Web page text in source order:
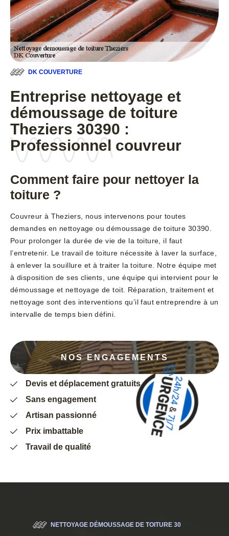
DK COUVERTURE
Entreprise nettoyage et
démoussage de toiture
Theziers 30390 :
Professionnel couvreur
Comment faire pour nettoyer la
toiture ?
Couvreur à Theziers, nous intervenons pour toutes
demandes en nettoyage ou démoussage de toiture 30390.
Pour prolonger la durée de vie de la toiture, il faut
l’entretenir. Le travail de toiture nécessite à laver la surface,
à enlever la souillure et à traiter la toiture. Notre équipe met
à disposition de ses clients, une équipe qui intervient pour le
démoussage et nettoyage de toit. Réparation, traitement et
nettoyage sont des interventions qu’il faut entreprendre à un
intervalle de temps bien défini.
NOS ENGAGEMENTS
Devis et déplacement gratuits
Sans engagement
Artisan passionné
Prix imbattable
Travail de qualité
NETTOYAGE DÉMOUSSAGE DE TOITURE 30